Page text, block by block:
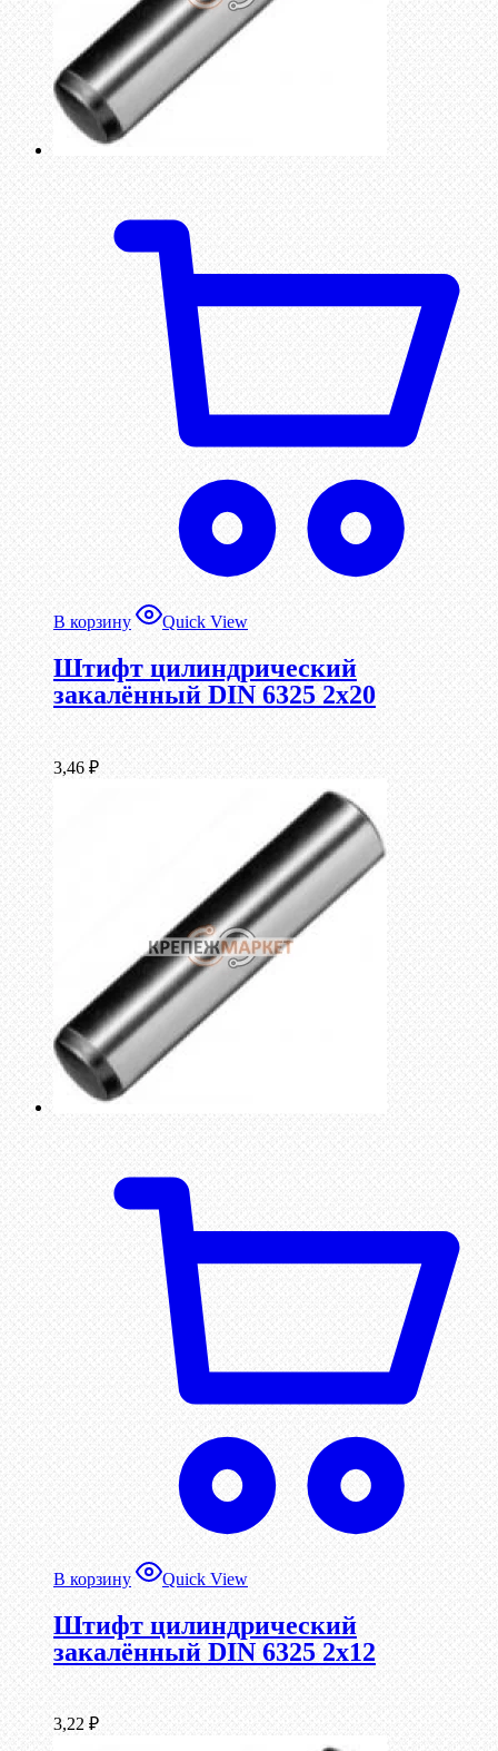
В корзину Quick View
Штифт цилиндрический
закалённый DIN 6325 2х20
3,46 ₽
В корзину Quick View
Штифт цилиндрический
закалённый DIN 6325 2х12
3,22 ₽